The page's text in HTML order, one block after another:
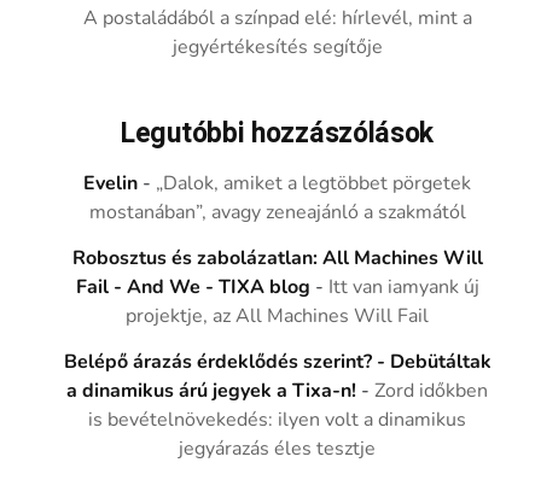
A postaládából a színpad elé: hírlevél, mint a
jegyértékesítés segítője
Legutóbbi hozzászólások
Evelin - „Dalok, amiket a legtöbbet pörgetek
mostanában”, avagy zeneajánló a szakmától
Robosztus és zabolázatlan: All Machines Will
Fail - And We - TIXA blog - Itt van iamyank új
projektje, az All Machines Will Fail
Belépő árazás érdeklődés szerint? - Debütáltak
a dinamikus árú jegyek a Tixa-n! -Zord időkben
is bevételnövekedés: ilyen volt a dinamikus
jegyárazás éles tesztje